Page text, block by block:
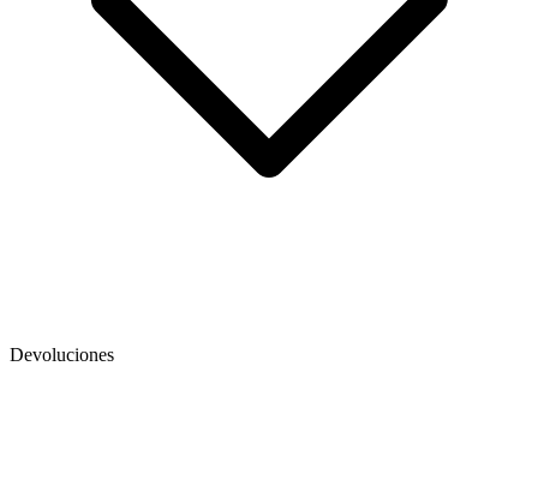
Devoluciones